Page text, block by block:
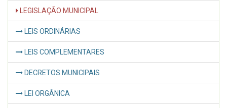
LEGISLAÇÃO MUNICIPAL
LEIS ORDINÁRIAS
LEIS COMPLEMENTARES
DECRETOS MUNICIPAIS
LEI ORGÂNICA